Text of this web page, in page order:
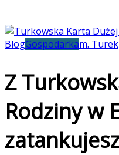
BlogGospodarkam. Turek
Z
Rodziny w